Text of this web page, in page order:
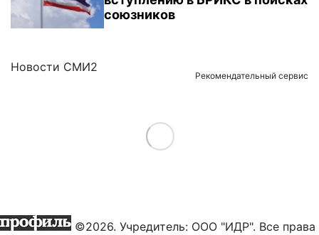
союзников
Новости СМИ2
Рекомендательный сервис
Load More
©2026. Учредитель: ООО "ИДР". Все права